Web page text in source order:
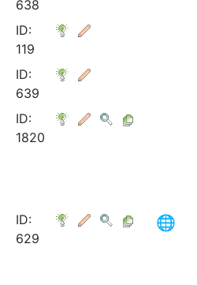
638
ID:
119
ID:
639
ID:
1820
ID:
629